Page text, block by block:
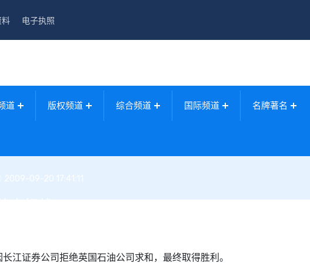
料 电子执照
道 版权频道 综合频道 国际频道 名牌著名
2009-09-20 17:41:11
江证券公司拒绝英国石油公司求和，最终取得胜利。